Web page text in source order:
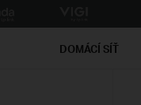
DOMÁCÍ SÍŤ